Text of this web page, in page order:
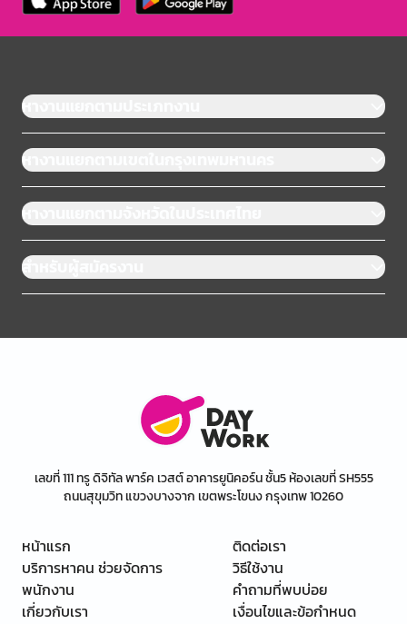
หางานแยกตามประเภทงาน
หางานแยกตามเขตในกรุงเทพมหานคร
หางานแยกตามจังหวัดในประเทศไทย
สำหรับผู้สมัครงาน
เลขที่ 111 ทรู ดิจิทัล พาร์ค เวสต์ อาคารยูนิคอร์น ชั้น5 ห้องเลขที่ SH555
ถนนสุขุมวิท แขวงบางจาก เขตพระโขนง กรุงเทพ 10260
หน้าแรก
บริการหาคน ช่วยจัดการ
พนักงาน
เกี่ยวกับเรา
ติดต่อเรา
วิธีใช้งาน
คำถามที่พบบ่อย
เงื่อนไขและข้อกำหนด